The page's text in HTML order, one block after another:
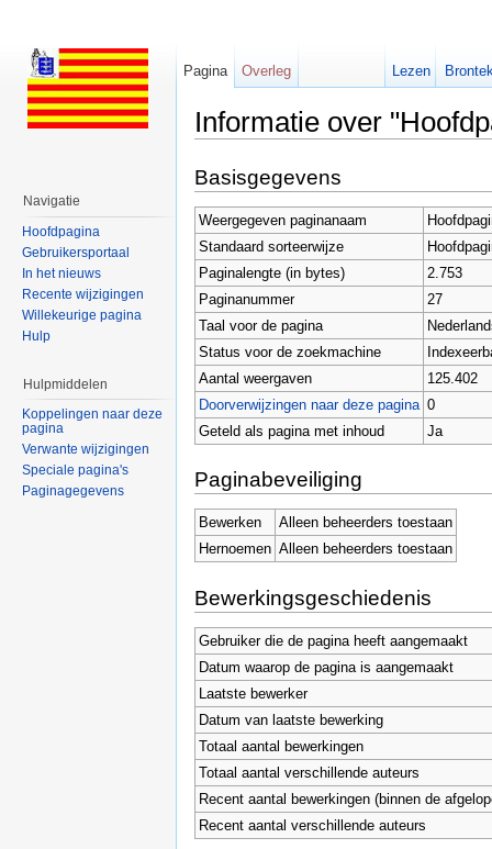
Informatie over
Basisgegevens
Weergegeven paginanaam
Standaard sorteerwijze
Paginalengte (in bytes)
2.753
Paginanummer
27
Taal voor de pagina
Status voor de zoekmachine
Aantal weergaven
125.402
Doorverwijzingen naar deze pagina 0
Geteld als pagina met inhoud
Ja
Paginabeveiliging
Bewerken
Alleen beheerders toestaan
Hernoemen Alleen beheerders toestaan
Bewerkingsgeschiedenis
Gebruiker die de pagina heeft aangemaakt
Datum waarop de pagina is aangemaakt
Laatste bewerker
Datum van laatste bewerking
Totaal aantal bewerkingen
Totaal aantal verschillende auteurs
Recent aantal bewerkingen (binnen de
Recent aantal verschillende auteurs
Pagina Overleg Lezen
Navigatie
Hoofdpagina
Gebruikersportaal
In het nieuws
Recente wijzigingen
Willekeurige pagina
Hulp
Hulpmiddelen
Koppelingen naar deze
pagina
Verwante wijzigingen
Speciale pagina's
Paginagegevens